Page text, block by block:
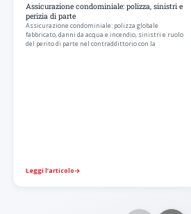
Assicurazione condominiale: polizza, sinistri e
perizia di parte
Assicurazione condominiale: polizza globale
fabbricato, danni da acqua e incendio, sinistri e ruolo
del perito di parte nel contraddittorio con la
Leggi l’articolo→